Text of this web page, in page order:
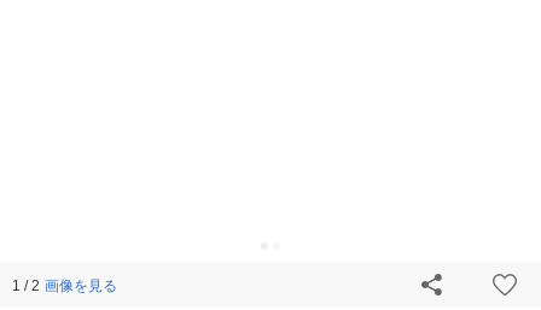
1 / 2 画像を見る